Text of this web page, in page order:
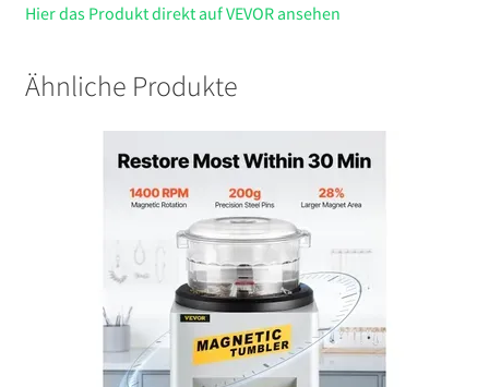
Hier das Produkt direkt auf VEVOR ansehen
Ähnliche Produkte